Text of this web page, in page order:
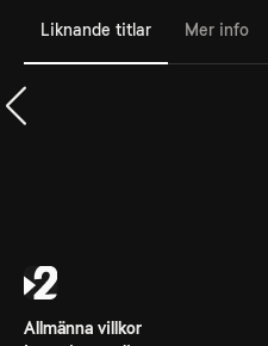
Liknande titlar Mer info
Allmänna villkor